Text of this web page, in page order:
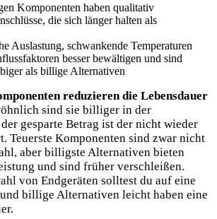
Komponenten haben qualitativ‍
die sich länger halten als
Auslastung, schwankende ⁣Temperaturen
besser bewältigen und sind
als billige Alternativen
reduzieren die Lebensdauer
sind sie billiger ⁣in der
gesparte Betrag ist der⁢ nicht wieder‍
⁢Teuerste Komponenten‍ sind zwar nicht
aber billigste Alternativen bieten
und sind ⁤früher verschleißen.
von Endgeräten​ solltest du auf eine
billige Alternativen leicht haben ⁤eine‍